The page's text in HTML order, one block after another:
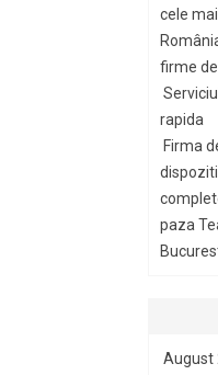
cele
firme
rapida
Firma
paza
August